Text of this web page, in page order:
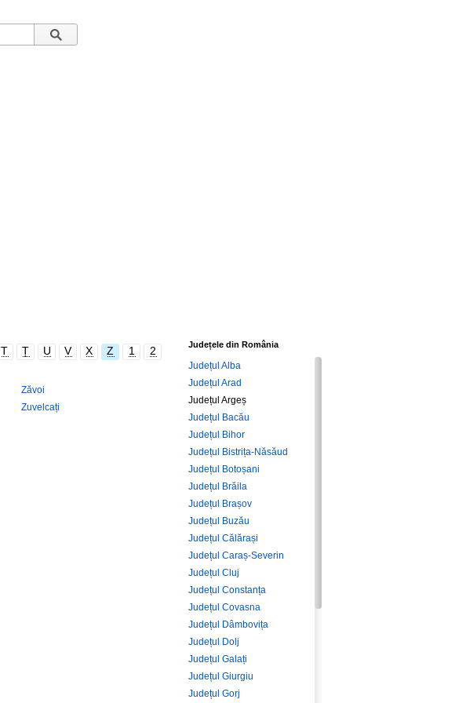
T Ț U V X Z 1 2
Zăvoi
Zuvelcați
Județele din România
Județul Alba
Județul Arad
Județul Argeș
Județul Bacău
Județul Bihor
Județul Bistrița-Năsăud
Județul Botoșani
Județul Brăila
Județul Brașov
Județul Buzău
Județul Călărași
Județul Caraș-Severin
Județul Cluj
Județul Constanța
Județul Covasna
Județul Dâmbovița
Județul Dolj
Județul Galați
Județul Giurgiu
Județul Gorj